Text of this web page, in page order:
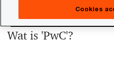
Wat is 'PwC'?
Cookies